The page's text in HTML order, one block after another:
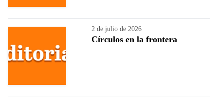
2 de julio de 2026
Círculos en la frontera